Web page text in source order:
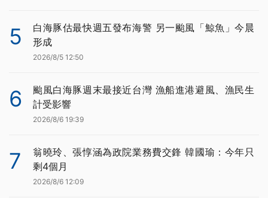
5
白海豚估最快週五發布海警 另一颱風「鯨魚」今晨
形成
2026/8/5 12:50
6
颱風白海豚週末最接近台灣 漁船進港避風、漁民生
計受影響
2026/8/6 19:39
7
翁曉玲、張惇涵為政院業務費交鋒 韓國瑜：今年只
剩4個月
2026/8/6 12:09